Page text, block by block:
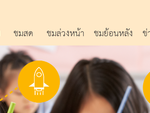
ชมสด ชมล่วงหน้า ชมย้อนหลัง